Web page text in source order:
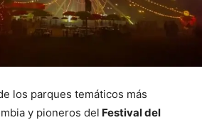
los parques temáticos más
y pioneros del Festival del